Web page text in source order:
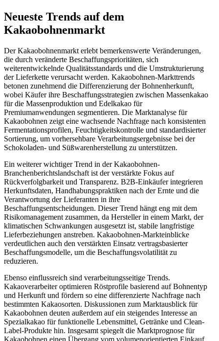
Neueste Trends auf dem
Kakaobohnenmarkt
Der Kakaobohnenmarkt erlebt bemerkenswerte Veränderungen,
die durch veränderte Beschaffungsprioritäten, sich
weiterentwickelnde Qualitätsstandards und die Umstrukturierung
der Lieferkette verursacht werden. Kakaobohnen-Markttrends
betonen zunehmend die Differenzierung der Bohnenherkunft,
wobei Käufer ihre Beschaffungsstrategien zwischen Massenkakao
für die Massenproduktion und Edelkakao für
Premiumanwendungen segmentieren. Die Marktanalyse für
Kakaobohnen zeigt eine wachsende Nachfrage nach konsistenten
Fermentationsprofilen, Feuchtigkeitskontrolle und standardisierter
Sortierung, um vorhersehbare Verarbeitungsergebnisse bei der
Schokoladen- und Süßwarenherstellung zu unterstützen.
Ein weiterer wichtiger Trend in der Kakaobohnen-
Branchenberichtslandschaft ist der verstärkte Fokus auf
Rückverfolgbarkeit und Transparenz. B2B-Einkäufer integrieren
Herkunftsdaten, Handhabungspraktiken nach der Ernte und die
Verantwortung der Lieferanten in ihre
Beschaffungsentscheidungen. Dieser Trend hängt eng mit dem
Risikomanagement zusammen, da Hersteller in einem Markt, der
klimatischen Schwankungen ausgesetzt ist, stabile langfristige
Lieferbeziehungen anstreben. Kakaobohnen-Markteinblicke
verdeutlichen auch den verstärkten Einsatz vertragsbasierter
Beschaffungsmodelle, um die Beschaffungsvolatilität zu
reduzieren.
Ebenso einflussreich sind verarbeitungsseitige Trends.
Kakaoverarbeiter optimieren Röstprofile basierend auf Bohnentyp
und Herkunft und fördern so eine differenzierte Nachfrage nach
bestimmten Kakaosorten. Diskussionen zum Marktausblick für
Kakaobohnen deuten außerdem auf ein steigendes Interesse an
Spezialkakao für funktionelle Lebensmittel, Getränke und Clean-
Label-Produkte hin. Insgesamt spiegelt die Marktprognose für
Kakaobohnen einen Übergang vom volumenorientierten Einkauf